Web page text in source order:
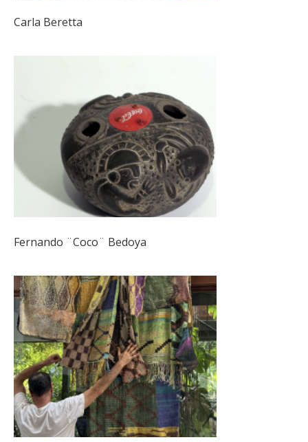
Carla Beretta
Fernando ¨Coco¨ Bedoya